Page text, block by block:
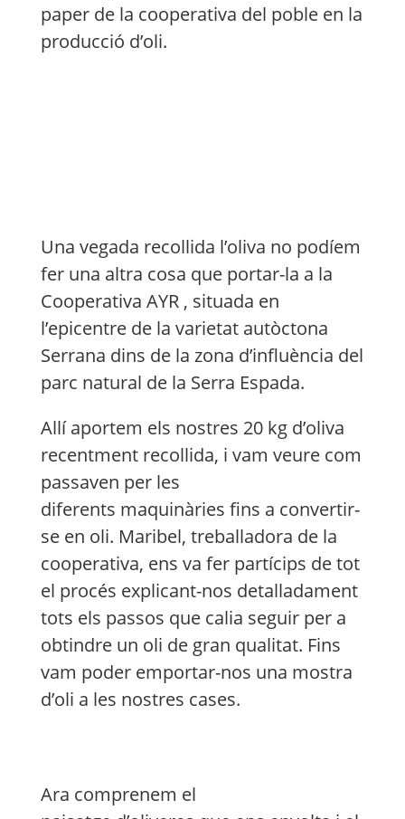
paper de la cooperativa del poble en la
producció d’oli.
Una vegada recollida l’oliva no podíem
fer una altra cosa que portar-la a la
Cooperativa AYR , situada en
l’epicentre de la varietat autòctona
Serrana dins de la zona d’influència del
parc natural de la Serra Espada.
Allí aportem els nostres 20 kg d’oliva
recentment recollida, i vam veure com
passaven per les
diferents maquinàries fins a convertir-
se en oli. Maribel, treballadora de la
cooperativa, ens va fer partícips de tot
el procés explicant-nos detalladament
tots els passos que calia seguir per a
obtindre un oli de gran qualitat. Fins
vam poder emportar-nos una mostra
d’oli a les nostres cases.
Ara comprenem el